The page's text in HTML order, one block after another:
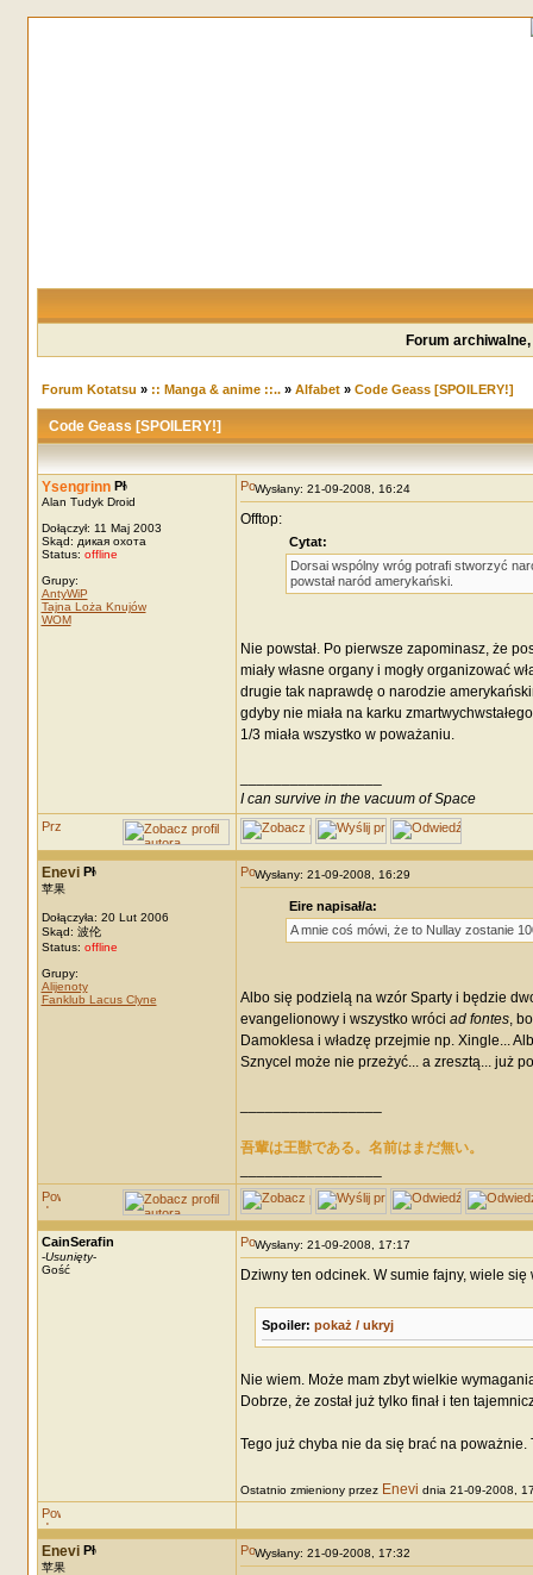
Forum
Forum Kotatsu » :: Manga & anime ::..» Alfabet» Code Geass [SPOILERY!]
Code Geass [SPOILERY!]
Ysengrinn
Alan Tudyk Droid
Dołączył: 11 Maj 2003
Skąd: дикая охота
Status: offline
Grupy:
AntyWiP
Tajna Loża Knujów
WOM
Wysłany: 21-09-2008, 16:24
Offtop:
Cytat:
Dorsai wspólny wróg potrafi stworzyć
powstał naród amerykański.
Nie powstał. Po pierwsze zapominasz, że
miały własne organy i mogły organizować
drugie tak naprawdę o narodzie
gdyby nie miała na karku
1/3 miała wszystko w poważaniu.
I can survive in the vacuum of Space
Enevi
苹果
Dołączyła: 20 Lut 2006
Skąd: 波伦
Status: offline
Grupy:
Alijenoty
Fanklub Lacus Clyne
Wysłany: 21-09-2008, 16:29
Eire napisał/a:
A mnie coś mówi, że to Nullay zostanie
Albo się podzielą na wzór Sparty i będzie
evangelionowy i wszystko wróci ad fontes,
Damoklesa i władzę przejmie np. Xingle...
Sznycel może nie przeżyć... a zresztą... już
吾輩は王獣である。名前はまだ無い。
CainSerafin
-Usunięty-
Gość
Wysłany: 21-09-2008, 17:17
Dziwny ten odcinek. W sumie fajny, wiele
Spoiler: pokaż / ukryj
Nie wiem. Może mam zbyt wielkie
Dobrze, że został już tylko finał i ten
Tego już chyba nie da się brać na
Ostatnio zmieniony przez Enevi dnia 21-09-2008,
Enevi
苹果
Wysłany: 21-09-2008, 17:32